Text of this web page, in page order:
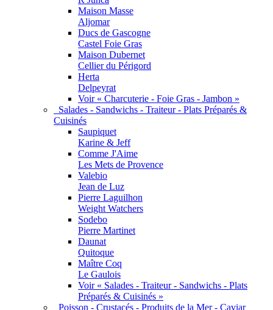
Maison Masse
Aljomar
Ducs de Gascogne
Castel Foie Gras
Maison Dubernet
Cellier du Périgord
Herta
Delpeyrat
Voir « Charcuterie - Foie Gras - Jambon »
Salades - Sandwichs - Traiteur - Plats Préparés &
Cuisinés
Saupiquet
Karine & Jeff
Comme J'Aime
Les Mets de Provence
Valebio
Jean de Luz
Pierre Laguilhon
Weight Watchers
Sodebo
Pierre Martinet
Daunat
Quitoque
Maître Coq
Le Gaulois
Voir « Salades - Traiteur - Sandwichs - Plats
Préparés & Cuisinés »
Poisson - Crustacés - Produits de la Mer - Caviar